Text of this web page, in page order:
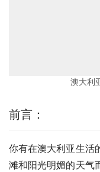
澳大利
前言：
你有在澳大利亚生活
滩和阳光明媚的天气